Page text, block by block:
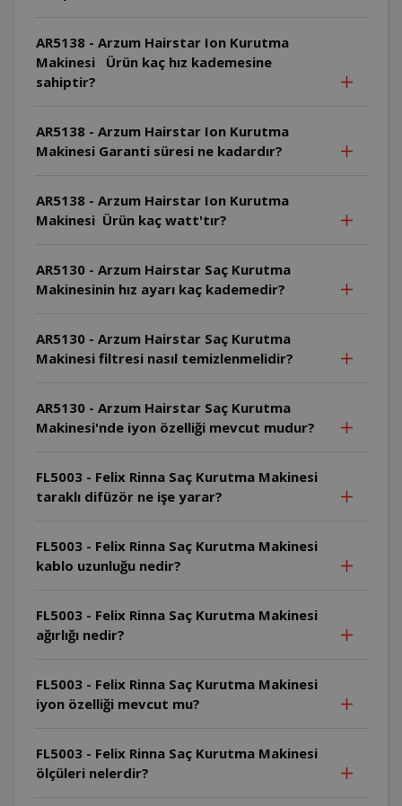
AR5138 - Arzum Hairstar Ion Kurutma
Makinesi Ürün kaç hız kademesine
sahiptir?
AR5138 - Arzum Hairstar Ion Kurutma
Makinesi Garanti süresi ne kadardır?
AR5138 - Arzum Hairstar Ion Kurutma
Makinesi Ürün kaç watt'tır?
AR5130 - Arzum Hairstar Saç Kurutma
Makinesinin hız ayarı kaç kademedir?
AR5130 - Arzum Hairstar Saç Kurutma
Makinesi filtresi nasıl temizlenmelidir?
AR5130 - Arzum Hairstar Saç Kurutma
Makinesi'nde iyon özelliği mevcut mudur?
FL5003 - Felix Rinna Saç Kurutma Makinesi
taraklı difüzör ne işe yarar?
FL5003 - Felix Rinna Saç Kurutma Makinesi
kablo uzunluğu nedir?
FL5003 - Felix Rinna Saç Kurutma Makinesi
ağırlığı nedir?
FL5003 - Felix Rinna Saç Kurutma Makinesi
iyon özelliği mevcut mu?
FL5003 - Felix Rinna Saç Kurutma Makinesi
ölçüleri nelerdir?